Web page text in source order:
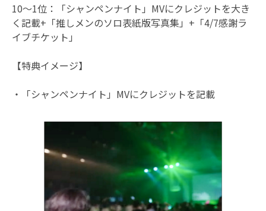
10〜1位：「シャンペンナイト」MVにクレジットを大き
く記載+「推しメンのソロ表紙版写真集」+「4/7感謝ラ
イブチケット」
【特典イメージ】
・「シャンペンナイト」MVにクレジットを記載